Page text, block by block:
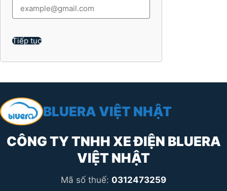
buộc
Tiếp tục
BLUERA VIỆT NHẬT
CÔNG TY TNHH XE ĐIỆN BLUERA
VIỆT NHẬT
Mã số thuế: 0312473259